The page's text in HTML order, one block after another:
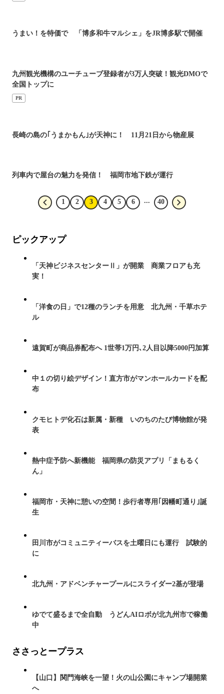
うまい！を特価で 「博多和牛マルシェ」をJR博多駅で開催
九州観光機構のユーチューブ登録者が3万人突破！観光DMOで
全国トップに
PR
長崎の島の｢うまかもん｣が天神に！ 11月21日から物産展
列車内で屋台の魅力を発信！ 福岡市地下鉄が運行
1 2 3 4 5 6 ... 40
ピックアップ
「天神ビジネスセンターⅡ」が開業 商業フロアも充
実！
「洋食の日」で12種のランチを用意 北九州・千草ホテ
ル
遠賀町が商品券配布へ 1世帯1万円､2人目以降5000円加算
中１の切り絵デザイン！直方市がマンホールカードを配
布
クモヒトデ化石は新属・新種 いのちのたび博物館が発
表
熱中症予防へ新機能 福岡県の防災アプリ「まもるく
ん」
福岡市・天神に憩いの空間！歩行者専用｢因幡町通り｣誕
生
田川市がコミュニティーバスを土曜日にも運行 試験的
に
北九州・アドベンチャープールにスライダー2基が登場
ゆでて盛るまで全自動 うどんAIロボが北九州市で稼働
中
ささっとープラス
【山口】関門海峡を一望！火の山公園にキャンプ場開業
へ